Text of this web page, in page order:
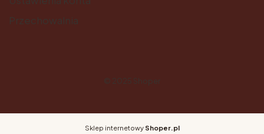
Sklep internetowy Shoper.pl